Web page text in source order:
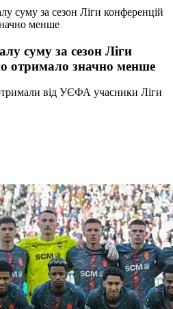
суму за сезон Ліги конференцій
менше
суму за сезон Ліги
отримало значно менше
від УЄФА учасники Ліги